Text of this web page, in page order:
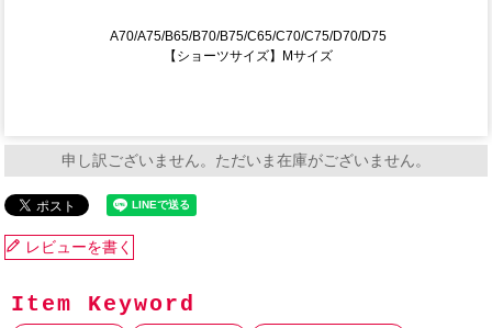
A70/A75/B65/B70/B75/C65/C70/C75/D70/D75
【ショーツサイズ】Mサイズ
申し訳ございません。ただいま在庫がございません。
レビューを書く